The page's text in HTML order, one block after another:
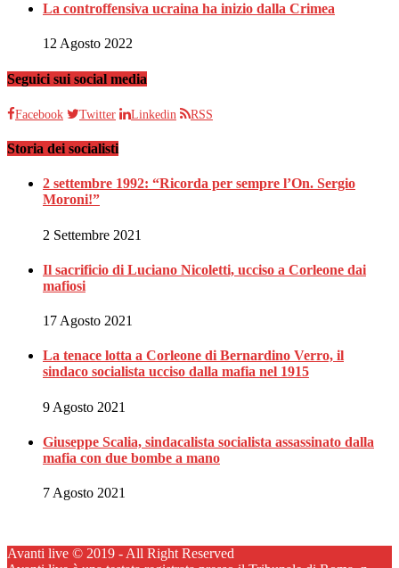
La controffensiva ucraina ha inizio dalla Crimea
12 Agosto 2022
Seguici sui social media
Facebook Twitter Linkedin RSS
Storia dei socialisti
2 settembre 1992: “Ricorda per sempre l’On. Sergio
Moroni!”
2 Settembre 2021
Il sacrificio di Luciano Nicoletti, ucciso a Corleone dai
mafiosi
17 Agosto 2021
La tenace lotta a Corleone di Bernardino Verro, il
sindaco socialista ucciso dalla mafia nel 1915
9 Agosto 2021
Giuseppe Scalia, sindacalista socialista assassinato dalla
mafia con due bombe a mano
7 Agosto 2021
Avanti live © 2019 - All Right Reserved